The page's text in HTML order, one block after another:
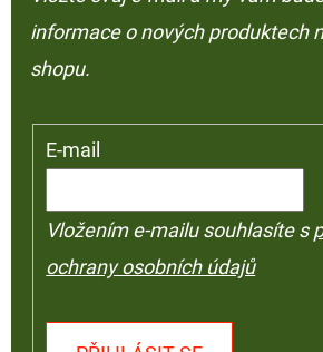
informace o nových produktech
shopu.
E-mail
Vložením e-mailu souhlasíte s
ochrany osobních údajů